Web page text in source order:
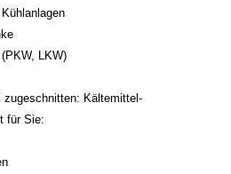
LKW)
zugeschnitten: Kältemittel-
für Sie: